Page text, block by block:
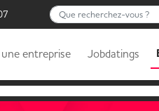
Que recherchez-vous ?
entreprise Jobdatings